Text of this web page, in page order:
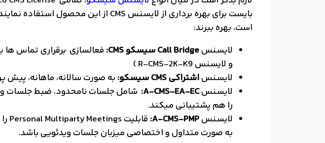
است، بهره ببرند:
لایسنسCall Bridge سیسکو CMS:
و لایسنس R-CMS-2K-K9 )
لایسنساشتراکی CMS سیسکو: به صورت سالانه، ماهانه، پیش
لایسنسA-CMS-EA-EC:
را هم پشتیبانی میکند.
لایسنسA-CMS-PMP:
به صورت متداول و اختصاصی میزبان جلسات ویدئویی باشد.